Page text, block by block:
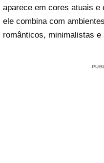
aparece em cores atuais e
ele combina com
românticos, minimalistas e